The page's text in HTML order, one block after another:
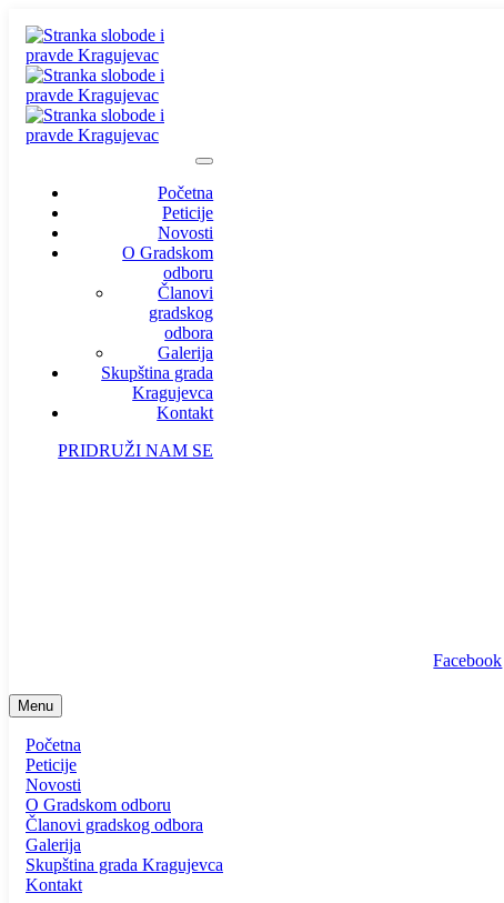
Početna
Peticije
Novosti
O Gradskom
odboru
Članovi
gradskog
odbora
Galerija
Skupština grada
Kragujevca
Kontakt
PRIDRUŽI NAM SE
Facebook
Menu
Početna
Peticije
Novosti
O Gradskom odboru
Članovi gradskog odbora
Galerija
Skupština grada Kragujevca
Kontakt